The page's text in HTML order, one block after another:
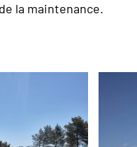
la maintenance.